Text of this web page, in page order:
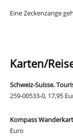
Eine Zeckenzange
Karten/
Schweiz-Suisse.
259-00533-0, 17,95
Kompass
Euro